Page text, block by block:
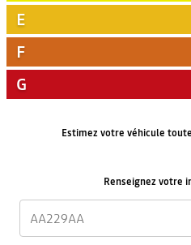
E
F
G
Estimez votre véhicule
Renseignez votre